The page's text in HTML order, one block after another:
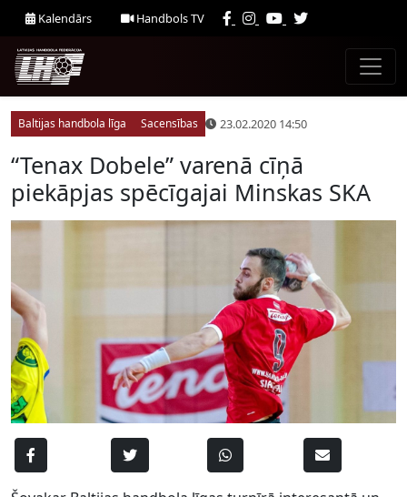
Kalendārs Handbols TV
Baltijas handbola līga Sacensības 23.02.2020 14:50
“Tenax Dobele” varenā cīņā
piekāpjas spēcīgajai Minskas SKA